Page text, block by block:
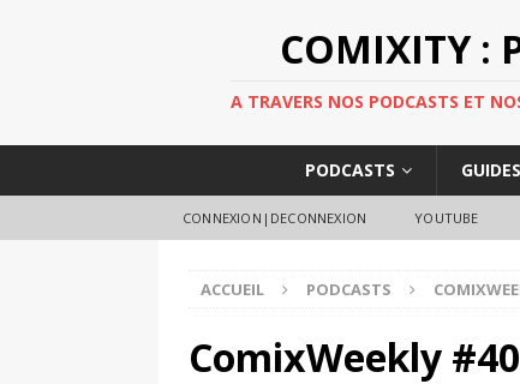
COMIXITY :
A TRAVERS NOS PODCASTS ET
PODCASTS
CONNEXION|DECONNEXION YOUTUBE
ACCUEIL PODCASTS
ComixWeekly